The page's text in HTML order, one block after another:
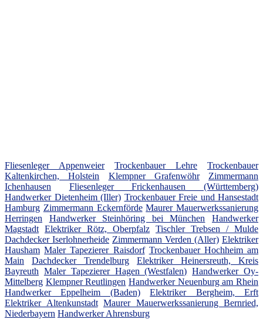
Fliesenleger Appenweier Trockenbauer Lehre
Trockenbauer
Kaltenkirchen, Holstein
Klempner Grafenwöhr
Zimmermann
Ichenhausen
Fliesenleger Frickenhausen (Württemberg)
Handwerker Dietenheim (Iller) Trockenbauer Freie und Hansestadt
Hamburg Zimmermann Eckernförde Maurer Mauerwerkssanierung
Herringen
Handwerker Steinhöring bei München
Handwerker
Magstadt Elektriker Rötz, Oberpfalz Tischler Trebsen / Mulde
Dachdecker Iserlohnerheide Zimmermann Verden (Aller) Elektriker
Hausham Maler Tapezierer Raisdorf Trockenbauer Hochheim am
Main
Dachdecker Trendelburg
Elektriker Heinersreuth, Kreis
Bayreuth Maler Tapezierer Hagen (Westfalen) Handwerker Oy-
Mittelberg Klempner Reutlingen Handwerker Neuenburg am Rhein
Handwerker Eppelheim (Baden)
Elektriker Bergheim, Erft
Elektriker Altenkunstadt Maurer Mauerwerkssanierung Bernried,
Niederbayern Handwerker Ahrensburg